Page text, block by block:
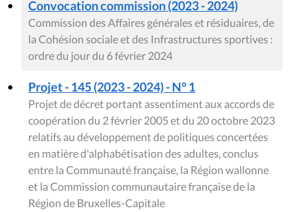
Convocation commission (2023 - 2024)
Commission des Affaires générales et résiduaires, de
la Cohésion sociale et des Infrastructures sportives :
ordre du jour du 6 février 2024
Projet - 145 (2023 - 2024) - N° 1
Projet de décret portant assentiment aux accords de
coopération du 2 février 2005 et du 20 octobre 2023
relatifs au développement de politiques concertées
en matière d'alphabétisation des adultes, conclus
entre la Communauté française, la Région wallonne
et la Commission communautaire française de la
Région de Bruxelles-Capitale